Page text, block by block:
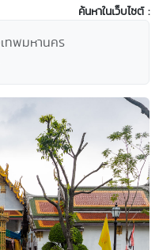
ค้นหาในเว็บไซต์ :
ทพมหานคร